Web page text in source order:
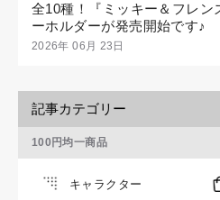
全10種！『ミッキー＆フレン
ーホルダーが発売開始です♪
2026年 06月 23日
記事カテゴリー
100円均一商品
キャラクター